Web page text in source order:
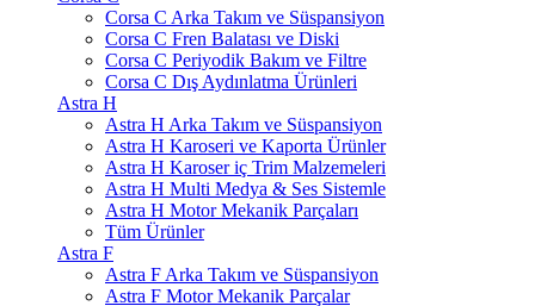
Corsa C Arka Takım ve Süspansiyon
Corsa C Fren Balatası ve Diski
Corsa C Periyodik Bakım ve Filtre
Corsa C Dış Aydınlatma Ürünleri
Astra H
Astra H Arka Takım ve Süspansiyon
Astra H Karoseri ve Kaporta Ürünler
Astra H Karoser iç Trim Malzemeleri
Astra H Multi Medya & Ses Sistemle
Astra H Motor Mekanik Parçaları
Tüm Ürünler
Astra F
Astra F Arka Takım ve Süspansiyon
Astra F Motor Mekanik Parçalar